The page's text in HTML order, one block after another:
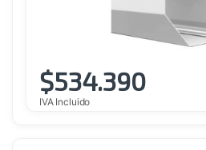
$534.390
IVA Incluido